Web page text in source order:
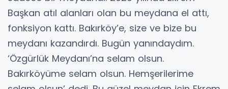
Başkan atıl alanları olan bu meydana el attı,
fonksiyon kattı. Bakırköy’e, size ve bize bu
meydanı kazandırdı. Bugün yanındaydım.
‘Özgürlük Meydanı’na selam olsun.
Bakırköyüme selam olsun. Hemşerilerime